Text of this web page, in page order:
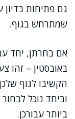
גם פתיחות
שמתרחש בגוף.
אם בחרתן, יחד
באובסטין – זהו
הקשיבו לגוף
וביחד נוכל
ביותר עבורכן.